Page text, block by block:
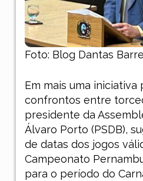
Foto: Blog Dantas
Em mais uma iniciativa
confrontos entre
presidente da
Álvaro Porto (PSDB),
de datas dos jogos
Campeonato
para o período do